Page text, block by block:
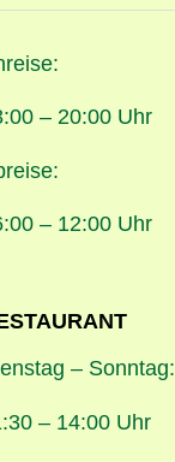
– 20:00 Uhr
– 12:00 Uhr
– Sonntag:
– 14:00 Uhr